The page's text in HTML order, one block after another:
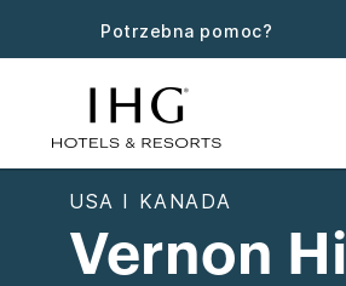
Potrzebna pomoc?
USA I KANADA
Vernon